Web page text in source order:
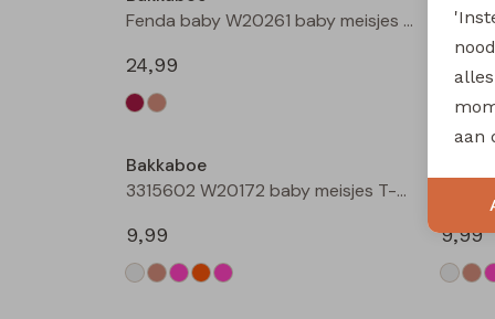
Fenda baby W20261 baby meisjes denim jack Zand
24,99
Bakkaboe
3315602 W20172 baby meisjes T-shirt lm Cream
9,99
9,99
aan